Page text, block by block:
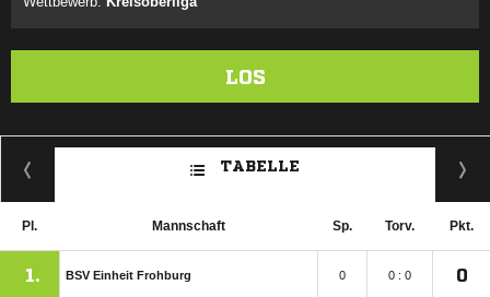
LOS
TABELLE
Pl. Mannschaft Sp. Torv. Pkt.
1. BSV Einheit Frohburg 0 0 : 0 0